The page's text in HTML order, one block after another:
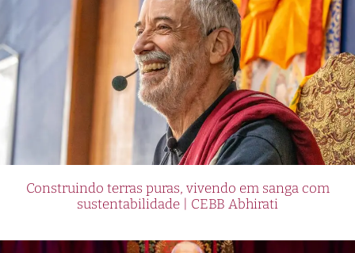
Construindo terras puras, vivendo em sanga com
sustentabilidade | CEBB Abhirati